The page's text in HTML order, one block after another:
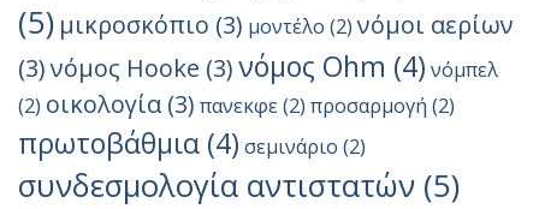
(5) μικροσκόπιο (3) μοντέλο (2) νόμοι αερίων
(3)νόμος Hooke (3)νόμος Ohm (4) νόμπελ
(2) οικολογία(3) πανεκφε(2) προσαρμογή (2)
πρωτοβάθμια (4) σεμινάριο (2)
συνδεσμολογία αντιστατών (5)